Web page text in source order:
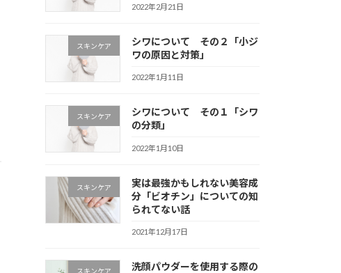
2022年2月21日
スキンケア
シワについて その２「小ジ
ワの原因と対策」
2022年1月11日
スキンケア
シワについて その１「シワ
の分類」
2022年1月10日
スキンケア
実は最強かもしれない美容成
分「ビオチン」についての知
られてない話
2021年12月17日
スキンケア
洗顔パウダーを使用する際の